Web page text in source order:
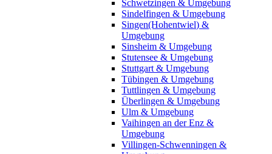
Schwetzingen & Umgebung
Sindelfingen & Umgebung
Singen(Hohentwiel) &
Umgebung
Sinsheim & Umgebung
Stutensee & Umgebung
Stuttgart & Umgebung
Tübingen & Umgebung
Tuttlingen & Umgebung
Überlingen & Umgebung
Ulm & Umgebung
Vaihingen an der Enz &
Umgebung
Villingen-Schwenningen &